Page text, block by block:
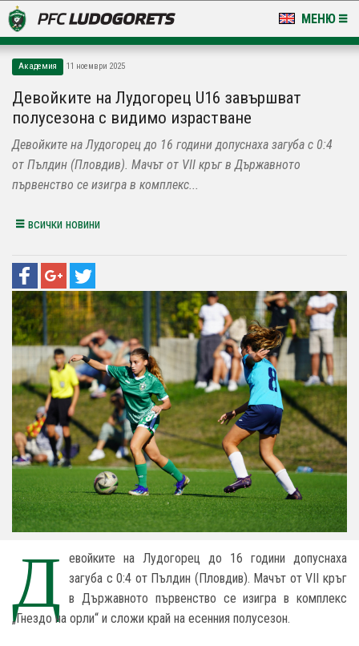
МЕНЮ
LUDOGORETS TV
НА ТЕРЕНА
СТАДИОН & БАЗИ
Академия 11 ноември 2025
Девойките на Лудогорец U16 завършват
полусезона с видимо израстване
Девойките на Лудогорец до 16 години допуснаха загуба с 0:4
от Пълдин (Пловдив). Мачът от VII кръг в Държавното
първенство се изигра в комплекс...
всички новини
Д евойките на Лудогорец до 16 години допуснаха
загуба с 0:4 от Пълдин (Пловдив). Мачът от VII кръг
в Държавното първенство се изигра в комплекс
„Гнездо на орли“ и сложи край на есенния полусезон.